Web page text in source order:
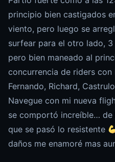
principio bien castigados
viento, pero luego se
surfear para el otro lado,
pero bien maneado al
concurrencia de riders con
Fernando, Richard,
Navegue con mi nueva
se comportó increíble… de
que se pasó lo resistente
daños me enamoré mas